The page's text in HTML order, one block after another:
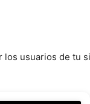
usuarios de tu